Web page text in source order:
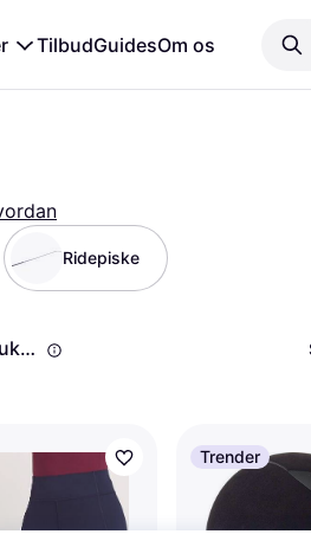
TilbudGuidesOm os
Ridepiske
500+ produkter
Trender